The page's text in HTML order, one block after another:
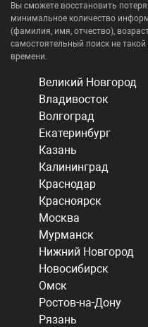
Вы сможете восстановить
минимальное количество
(фамилия, имя, отчество),
самостоятельный поиск не
времени.
Великий Новгород
Владивосток
Волгоград
Екатеринбург
Казань
Калининград
Краснодар
Красноярск
Москва
Мурманск
Нижний Новгород
Новосибирск
Омск
Ростов-на-Дону
Рязань